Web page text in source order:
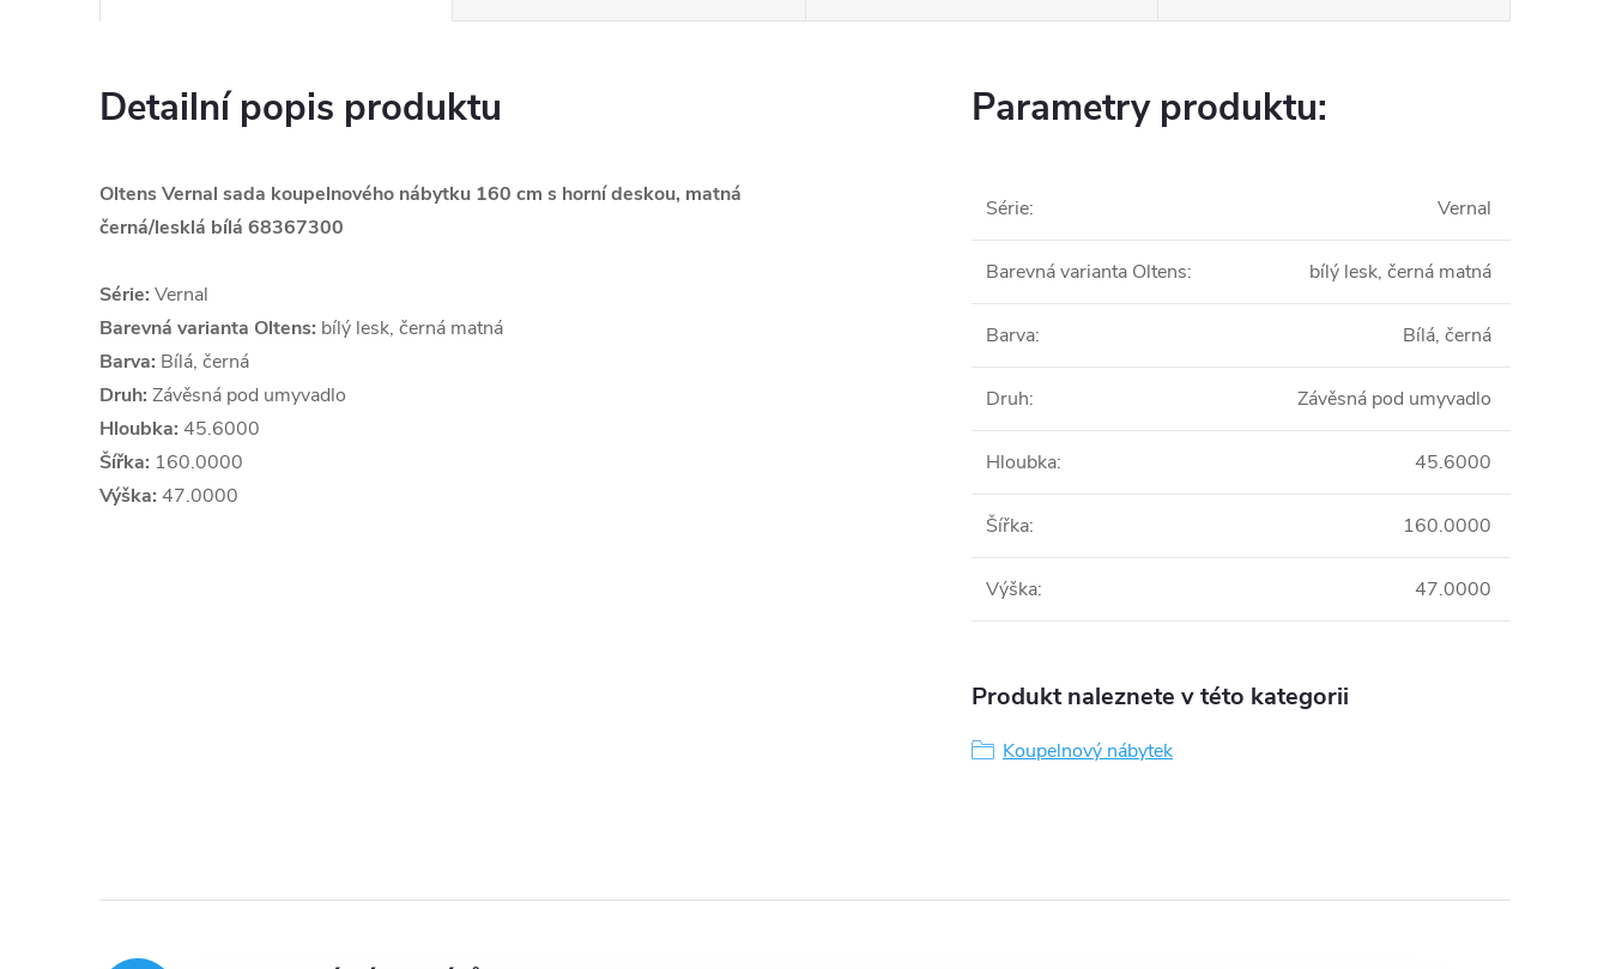
Detailní popis produktu
Oltens Vernal sada koupelnového nábytku 160 cm s horní deskou, matná
černá/lesklá bílá 68367300
Série: Vernal
Barevná varianta Oltens: bílý lesk, černá matná
Barva: Bílá, černá
Druh: Závěsná pod umyvadlo
Hloubka: 45.6000
Šířka: 160.0000
Výška: 47.0000
Parametry produktu:
Série: Vernal
Barevná varianta Oltens: bílý lesk, černá matná
Barva: Bílá, černá
Druh: Závěsná pod umyvadlo
Hloubka: 45.6000
Šířka: 160.0000
Výška: 47.0000
Produkt naleznete v této kategorii
Koupelnový nábytek